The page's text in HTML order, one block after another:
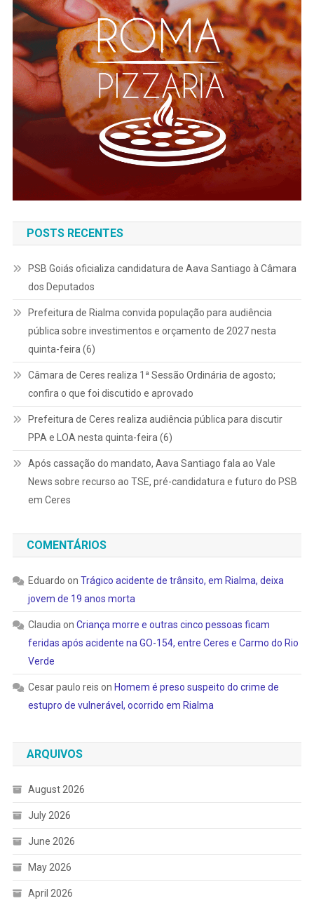
POSTS RECENTES
PSB Goiás oficializa candidatura de Aava Santiago à Câmara
dos Deputados
Prefeitura de Rialma convida população para audiência
pública sobre investimentos e orçamento de 2027 nesta
quinta-feira (6)
Câmara de Ceres realiza 1ª Sessão Ordinária de agosto;
confira o que foi discutido e aprovado
Prefeitura de Ceres realiza audiência pública para discutir
PPA e LOA nesta quinta-feira (6)
Após cassação do mandato, Aava Santiago fala ao Vale
News sobre recurso ao TSE, pré-candidatura e futuro do PSB
em Ceres
COMENTÁRIOS
Eduardo on Trágico acidente de trânsito, em Rialma, deixa
jovem de 19 anos morta
Claudia on Criança morre e outras cinco pessoas ficam
feridas após acidente na GO-154, entre Ceres e Carmo do Rio
Verde
Cesar paulo reis on Homem é preso suspeito do crime de
estupro de vulnerável, ocorrido em Rialma
ARQUIVOS
August 2026
July 2026
June 2026
May 2026
April 2026